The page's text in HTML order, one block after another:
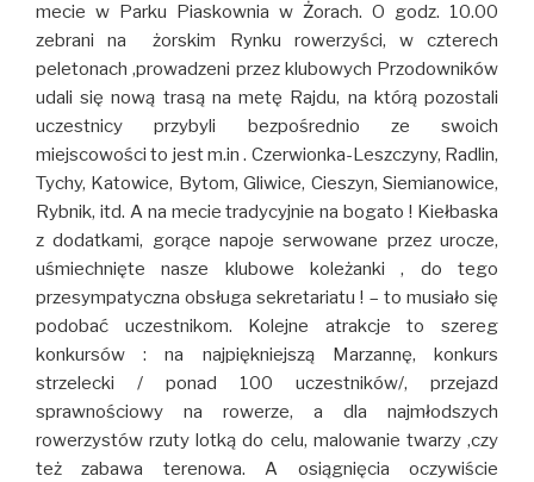
mecie w Parku Piaskownia w Żorach. O godz. 10.00
zebrani na żorskim Rynku rowerzyści, w czterech
peletonach ,prowadzeni przez klubowych Przodowników
udali się nową trasą na metę Rajdu, na którą pozostali
uczestnicy przybyli bezpośrednio ze swoich
miejscowości to jest m.in . Czerwionka-Leszczyny, Radlin,
Tychy, Katowice, Bytom, Gliwice, Cieszyn, Siemianowice,
Rybnik, itd. A na mecie tradycyjnie na bogato ! Kiełbaska
z dodatkami, gorące napoje serwowane przez urocze,
uśmiechnięte nasze klubowe koleżanki , do tego
przesympatyczna obsługa sekretariatu ! – to musiało się
podobać uczestnikom. Kolejne atrakcje to szereg
konkursów : na najpiękniejszą Marzannę, konkurs
strzelecki / ponad 100 uczestników/, przejazd
sprawnościowy na rowerze, a dla najmłodszych
rowerzystów rzuty lotką do celu, malowanie twarzy ,czy
też zabawa terenowa. A osiągnięcia oczywiście